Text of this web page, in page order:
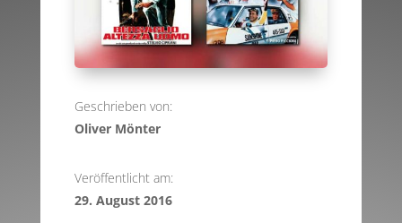
Geschrieben von:
Oliver Mönter
Veröffentlicht am:
29. August 2016